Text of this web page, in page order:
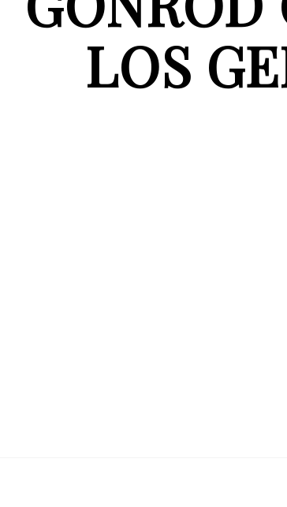
LOS